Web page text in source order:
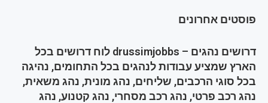
פוסטים אחרונים
דרושים נהגים – drussimjobbs לוח דרושים בכל
הארץ שמציע עבודות לנהגים בכל התחומים, נהיגה
בכל סוגי הרכבים, שליחים, נהג מונית, נהג משאית,
נהג רכב פרטי, נהג רכב מסחרי, נהג קטנוע, נהג